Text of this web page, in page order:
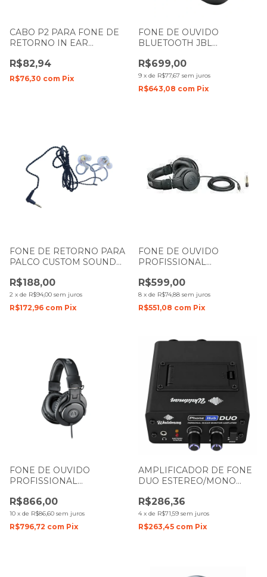
CABO P2 PARA FONE DE
RETORNO IN EAR
R$82,94
R$76,30 com Pix
FONE DE OUVIDO
BLUETOOTH JBL
R$699,00
9 x de R$77,67 sem juros
R$643,08 com Pix
FONE DE RETORNO PARA
PALCO CUSTOM SOUND
R$188,00
2 x de R$94,00 sem juros
R$172,96 com Pix
FONE DE OUVIDO
PROFISSIONAL
TECHNICA ATH-M20X
R$599,00
8 x de R$74,88 sem juros
R$551,08 com Pix
FONE DE OUVIDO
PROFISSIONAL
TECHNICA ATH-M30X
R$866,00
10 x de R$86,60 sem juros
R$796,72 com Pix
AMPLIFICADOR DE FONE
DUO ESTEREO/MONO
R$286,36
4 x de R$71,59 sem juros
R$263,45 com Pix